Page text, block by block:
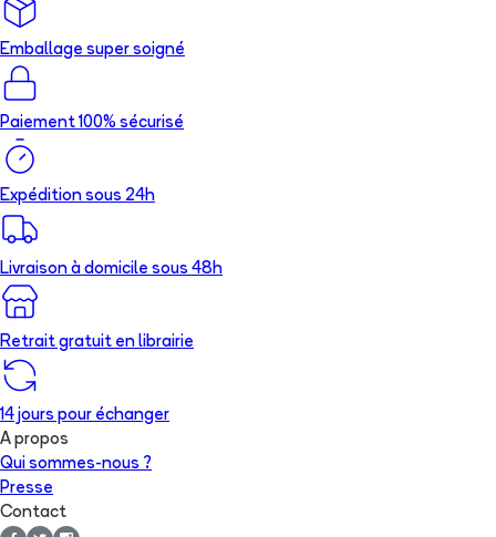
Emballage super soigné
Paiement 100% sécurisé
Expédition sous 24h
Livraison à domicile sous 48h
Retrait gratuit en librairie
14 jours pour échanger
A propos
Qui sommes-nous ?
Presse
Contact